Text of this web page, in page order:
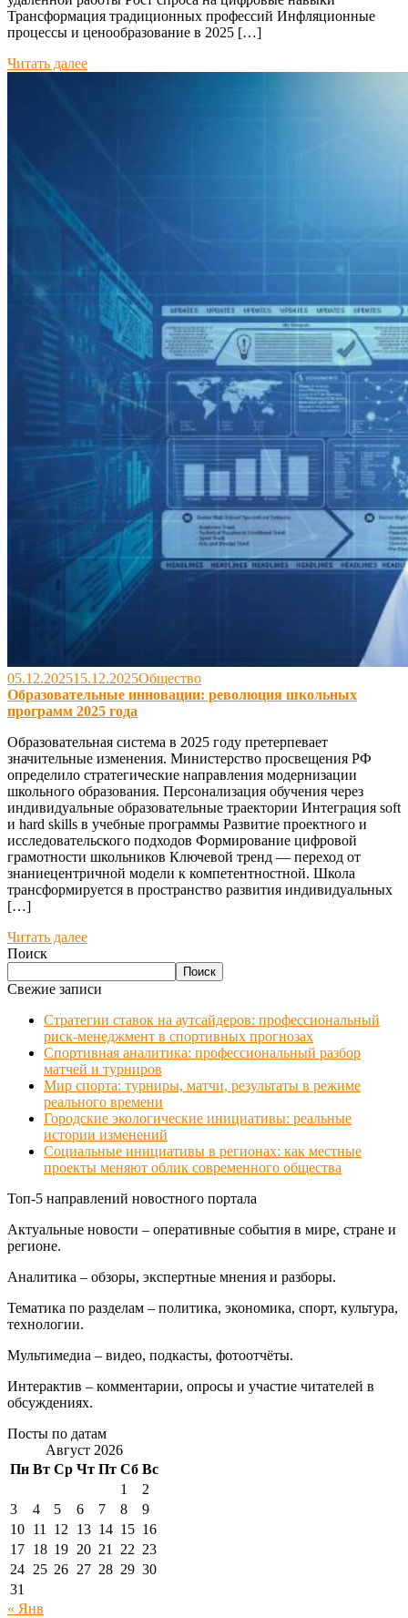
Трансформация традиционных профессий Инфляционные
процессы и ценообразование в 2025 […]
Читать далее
05.12.202515.12.2025Общество
Образовательные инновации: революция школьных
программ 2025 года
Образовательная система в 2025 году претерпевает
значительные изменения. Министерство просвещения РФ
определило стратегические направления модернизации
школьного образования. Персонализация обучения через
индивидуальные образовательные траектории Интеграция soft
и hard skills в учебные программы Развитие проектного и
исследовательского подходов Формирование цифровой
грамотности школьников Ключевой тренд — переход от
знаниецентричной модели к компетентностной. Школа
трансформируется в пространство развития индивидуальных
[…]
Читать далее
Поиск
Поиск
Свежие записи
Стратегии ставок на аутсайдеров: профессиональный
риск-менеджмент в спортивных прогнозах
Спортивная аналитика: профессиональный разбор
матчей и турниров
Мир спорта: турниры, матчи, результаты в режиме
реального времени
Городские экологические инициативы: реальные
истории изменений
Социальные инициативы в регионах: как местные
проекты меняют облик современного общества
Топ-5 направлений новостного портала
Актуальные новости – оперативные события в мире, стране и
регионе.
Аналитика – обзоры, экспертные мнения и разборы.
Тематика по разделам – политика, экономика, спорт, культура,
технологии.
Мультимедиа – видео, подкасты, фотоотчёты.
Интерактив – комментарии, опросы и участие читателей в
обсуждениях.
Посты по датам
Август 2026
Пн Вт Ср Чт Пт Сб Вс
1
2
3
4 5 6 7 8
9
10 11 12 13 14 15 16
17 18 19 20 21 22 23
24 25 26 27 28 29 30
31
« Янв